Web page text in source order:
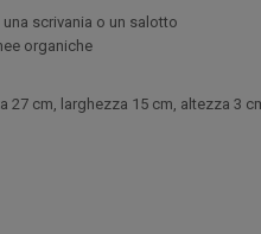
scrivania o un salotto
organiche
27 cm, larghezza 15 cm, altezza 3